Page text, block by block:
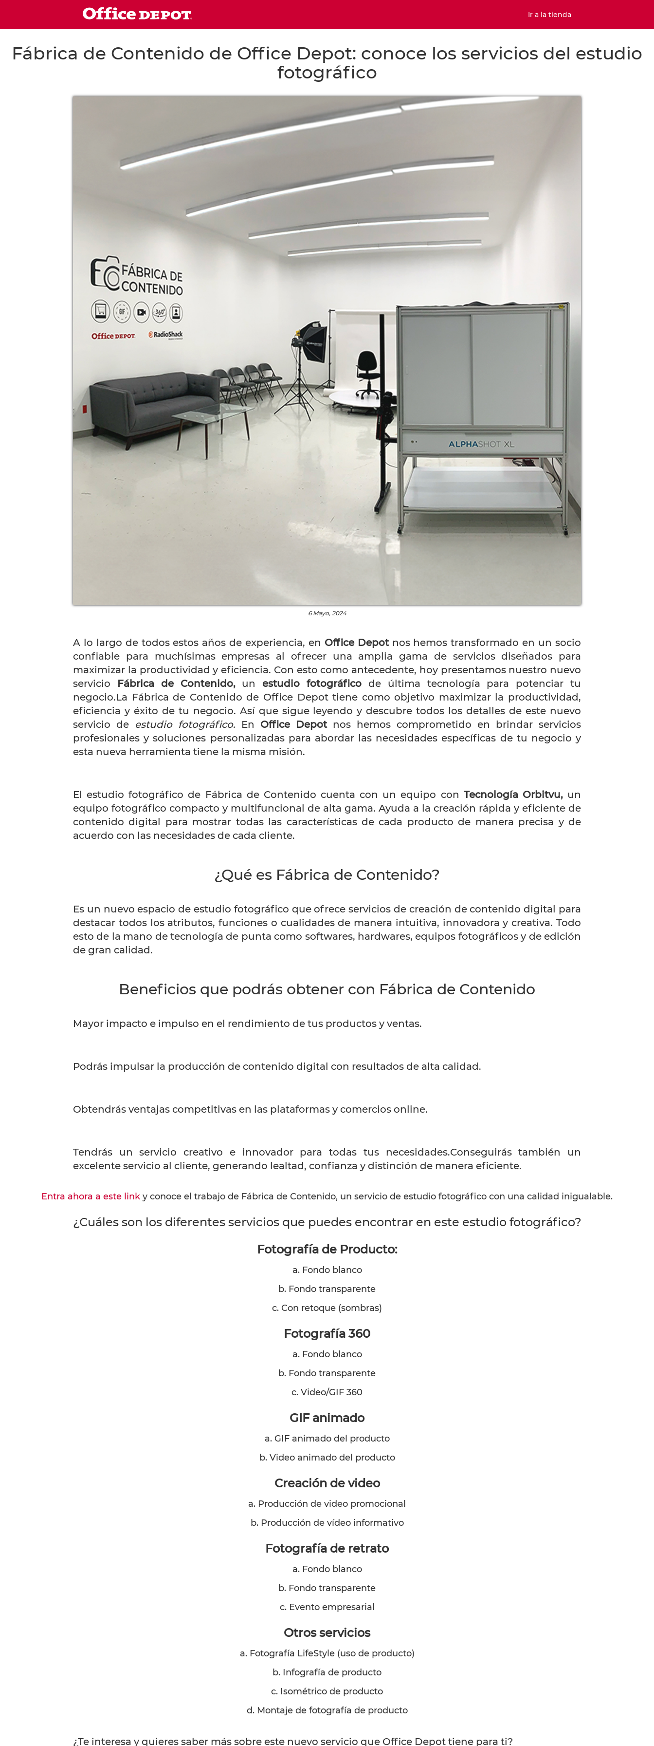
Ir a la tienda
Fábrica de Contenido de Office Depot: conoce los servicios del estudio
fotográfico
6 Mayo, 2024
A lo largo de todos estos años de experiencia, en Office Depotnos hemos transformado en un socio
confiable para muchísimas empresas al ofrecer una amplia gama de servicios diseñados para
maximizar la productividad y eficiencia. Con esto como antecedente, hoy presentamos nuestro nuevo
servicio Fábrica de Contenido,un estudio fotográfico de última tecnología para potenciar tu
negocio.La Fábrica de Contenido de Office Depot tiene como objetivo maximizar la productividad,
eficiencia y éxito de tu negocio. Así que sigue leyendo y descubre todos los detalles de este nuevo
servicio de estudio fotográfico. En Office Depotnos hemos comprometido en brindar servicios
profesionales y soluciones personalizadas para abordar las necesidades específicas de tu negocio y
esta nueva herramienta tiene la misma misión.
El estudio fotográfico de Fábrica de Contenido cuenta con un equipo con Tecnología Orbitvu, un
equipo fotográfico compacto y multifuncional de alta gama. Ayuda a la creación rápida y eficiente de
contenido digital para mostrar todas las características de cada producto de manera precisa y de
acuerdo con las necesidades de cada cliente.
¿Qué es Fábrica de Contenido?
Es un nuevo espacio de estudio fotográfico que ofrece servicios de creación de contenido digital para
destacar todos los atributos, funciones o cualidades de manera intuitiva, innovadora y creativa. Todo
esto de la mano de tecnología de punta como softwares, hardwares, equipos fotográficos y de edición
de gran calidad.
Beneficios que podrás obtener con Fábrica de Contenido
Mayor impacto e impulso en el rendimiento de tus productos y ventas.
Podrás impulsar la producción de contenido digital con resultados de alta calidad.
Obtendrás ventajas competitivas en las plataformas y comercios online.
Tendrás un servicio creativo e innovador para todas tus necesidades.Conseguirás también un
excelente servicio al cliente, generando lealtad, confianza y distinción de manera eficiente.
Entra ahora a este link y conoce el trabajo de Fábrica de Contenido, un servicio de estudio fotográfico con una calidad inigualable.
¿Cuáles son los diferentes servicios que puedes encontrar en este estudio fotográfico?
Fotografía de Producto:
a. Fondo blanco
b. Fondo transparente
c. Con retoque (sombras)
Fotografía 360
a. Fondo blanco
b. Fondo transparente
c. Video/GIF 360
GIF animado
a. GIF animado del producto
b. Video animado del producto
Creación de video
a. Producción de video promocional
b. Producción de vídeo informativo
Fotografía de retrato
a. Fondo blanco
b. Fondo transparente
c. Evento empresarial
Otros servicios
a. Fotografía LifeStyle (uso de producto)
b. Infografía de producto
c. Isométrico de producto
d. Montaje de fotografía de producto
¿Te interesa y quieres saber más sobre este nuevo servicio que Office Depot tiene para ti?